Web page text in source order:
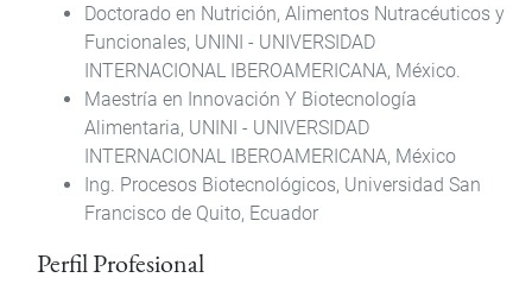
Doctorado en Nutrición, Alimentos Nutracéuticos y
Funcionales, UNINI - UNIVERSIDAD
INTERNACIONAL IBEROAMERICANA, México.
Maestría en Innovación Y Biotecnología
Alimentaria, UNINI - UNIVERSIDAD
INTERNACIONAL IBEROAMERICANA, México
Ing. Procesos Biotecnológicos, Universidad San
Francisco de Quito, Ecuador
Perfil Profesional